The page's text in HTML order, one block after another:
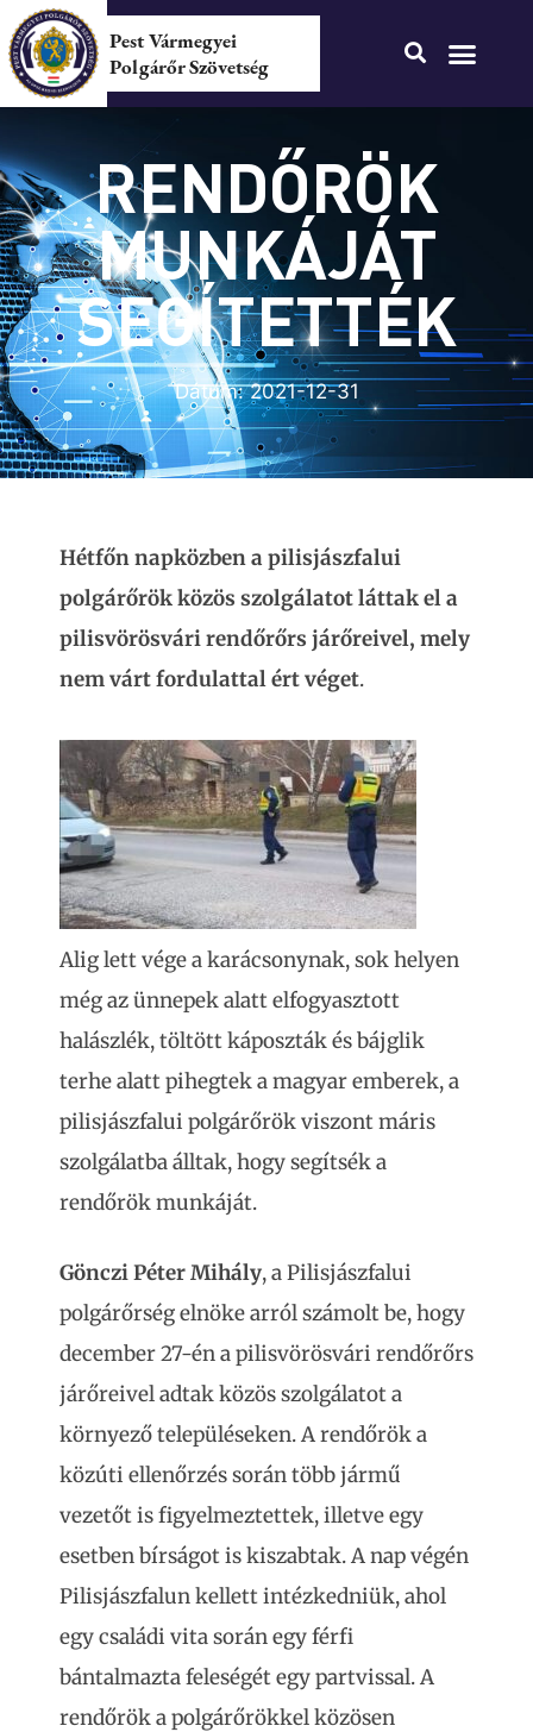
Pest Vármegyei
Polgárőr Szövetség
RENDŐRÖK
MUNKÁJÁT
SEGÍTETTÉK
Dátum:2021-12-31
Hétfőn napközben a pilisjászfalui
polgárőrök közös szolgálatot láttak el a
pilisvörösvári rendőrőrs járőreivel, mely
nem várt fordulattal ért véget.
Alig lett vége a karácsonynak, sok helyen
még az ünnepek alatt elfogyasztott
halászlék, töltött káposzták és bájglik
terhe alatt pihegtek a magyar emberek, a
pilisjászfalui polgárőrök viszont máris
szolgálatba álltak, hogy segítsék a
rendőrök munkáját.
Gönczi Péter Mihály, a Pilisjászfalui
polgárőrség elnöke arról számolt be, hogy
december 27-én a pilisvörösvári rendőrőrs
járőreivel adtak közös szolgálatot a
környező településeken. A rendőrök a
közúti ellenőrzés során több jármű
vezetőt is figyelmeztettek, illetve egy
esetben bírságot is kiszabtak. A nap végén
Pilisjászfalun kellett intézkedniük, ahol
egy családi vita során egy férfi
bántalmazta feleségét egy partvissal. A
rendőrök a polgárőrökkel közösen